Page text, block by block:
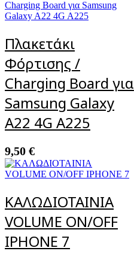
Πλακετάκι
Φόρτισης /
Charging Board για
Samsung Galaxy
A22 4G A225
9,50 €
ΚΑΛΩΔΙΟΤΑΙΝΙΑ
VOLUME ON/OFF
IPHONE 7